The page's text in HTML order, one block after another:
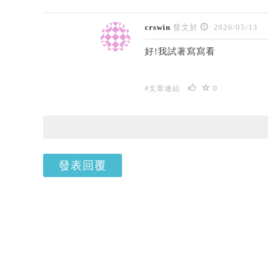
crswin 發文於 2026/05/13
好!我試著寫寫看
#文章連結 0
發表回覆